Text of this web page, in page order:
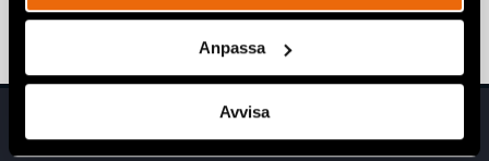
Anpassa
Avvisa
EUROPA,KOSOVO,UTTALANDEN 28 februari 2024